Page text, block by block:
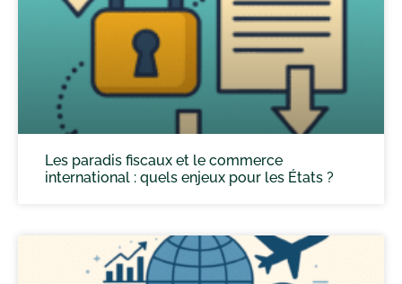
Les paradis fiscaux et le commerce
international : quels enjeux pour les États ?